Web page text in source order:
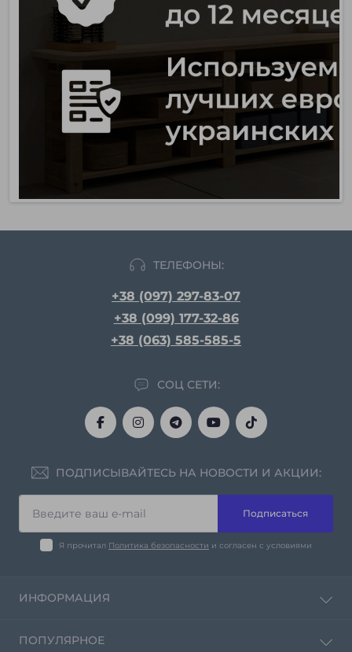
ТЕЛЕФОНЫ:
+38 (097) 297-83-07
+38 (099) 177-32-86
+38 (063) 585-585-5
СОЦ СЕТИ:
ПОДПИСЫВАЙТЕСЬ НА НОВОСТИ И АКЦИИ:
Подписаться
Я прочитал Политика безопасности и согласен с условиями
ИНФОРМАЦИЯ
Контакты
ПОПУЛЯРНОЕ